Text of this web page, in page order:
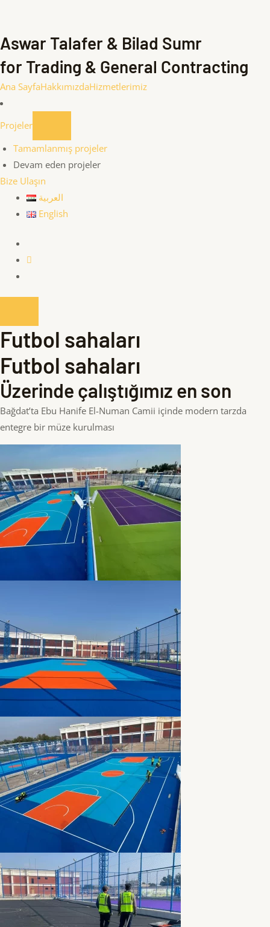
Aswar Talafer & Bilad Sumr
for Trading & General Contracting
Ana SayfaHakkımızdaHizmetlerimiz
Projeler
Tamamlanmış projeler
Devam eden projeler
Bize Ulaşın
العربية
English
Futbol sahaları
Futbol sahaları
Üzerinde çalıştığımız en son
Bağdat’ta Ebu Hanife El-Numan Camii içinde modern tarzda
entegre bir müze kurulması